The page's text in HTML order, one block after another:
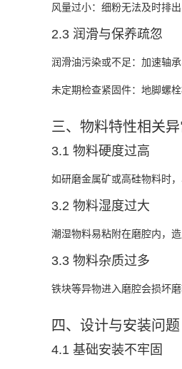
风量过小：细粉无法及时排
2.3 润滑与保养疏忽
润滑油污染或不足：加速轴
未定期检查紧固件：地脚螺
三、物料特性相关
3.1 物料硬度过高
如研磨金属矿或高硅物料时
3.2 物料湿度过大
潮湿物料易粘附在磨腔内，造
3.3 物料杂质过多
铁块等异物进入磨腔会损坏磨
四、设计与安装问题
4.1 基础安装不牢固